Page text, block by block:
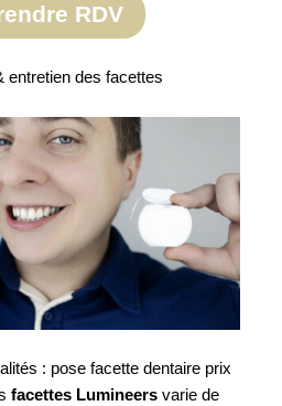
RDV
entretien des facettes
: pose facette dentaire prix
facettes Lumineersvarie de